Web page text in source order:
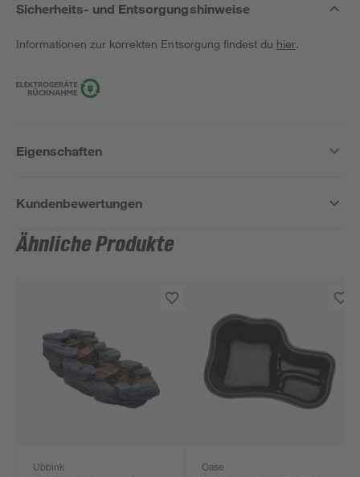
Sicherheits- und Entsorgungshinweise
Informationen zur korrekten Entsorgung findest du hier.
Eigenschaften
Kundenbewertungen
Ähnliche Produkte
Ubbink Oase